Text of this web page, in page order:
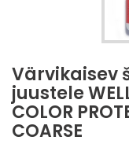
Värvikaisev
juustele
COLOR
COARSE